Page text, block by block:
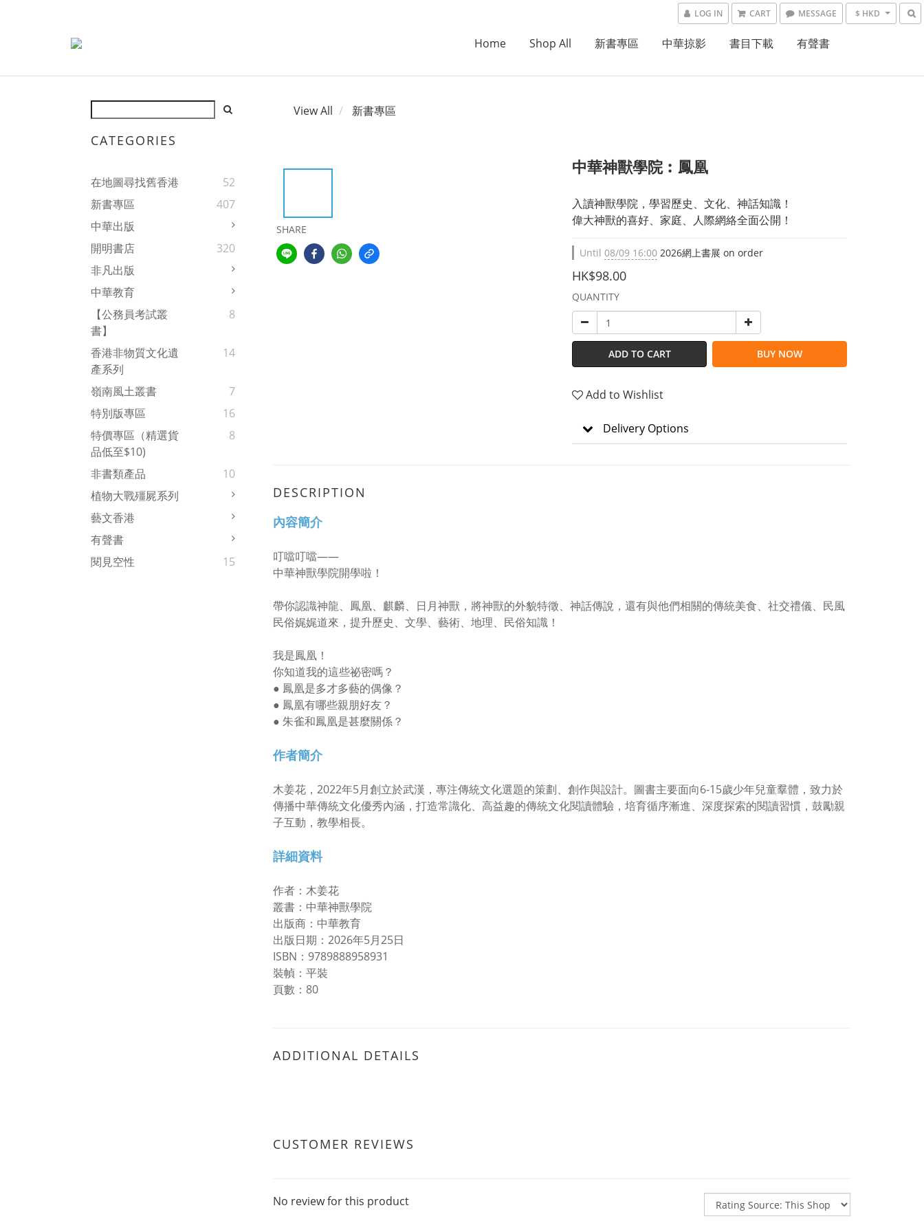
LOG IN CART MESSAGE $ HKD
Home Shop All 新書專區 中華掠影 書目下載 有聲書
CATEGORIES
在地圖尋找舊香港
52
新書專區
407
中華出版
開明書店
320
非凡出版
中華教育
【公務員考試叢
書】
8
香港非物質文化遺
產系列
14
嶺南風土叢書
7
特別版專區
16
特價專區（精選貨
品低至$10)
8
非書類產品
10
植物大戰殭屍系列
藝文香港
有聲書
閱見空性
15
View All 新書專區
SHARE
中華神獸學院︰鳳凰
入讀神獸學院，學習歷史、文化、神話知識！
偉大神獸的喜好、家庭、人際網絡全面公開！
Until 08/09 16:00 2026網上書展 on order
HK$98.00
QUANTITY
ADD TO CART BUY NOW
Add to Wishlist
Delivery Options
DESCRIPTION
內容簡介
叮噹叮噹——
中華神獸學院開學啦！
帶你認識神龍、鳳凰、麒麟、日月神獸，將神獸的外貌特徵、神話傳說，還有與他們相關的傳統美食、社交禮儀、民風
民俗娓娓道來，提升歷史、文學、藝術、地理、民俗知識！
我是鳳凰！
你知道我的這些祕密嗎？
● 鳳凰是多才多藝的偶像？
● 鳳凰有哪些親朋好友？
● 朱雀和鳳凰是甚麼關係？
作者簡介
木姜花，2022年5月創立於武漢，專注傳統文化選題的策劃、創作與設計。圖書主要面向6-15歲少年兒童羣體，致力於
傳播中華傳統文化優秀內涵，打造常識化、高益趣的傳統文化閱讀體驗，培育循序漸進、深度探索的閱讀習慣，鼓勵親
子互動，教學相長。
詳細資料
作者：木姜花
叢書：中華神獸學院
出版商：中華教育
出版日期：2026年5月25日
ISBN：9789888958931
裝幀：平裝
頁數：80
ADDITIONAL DETAILS
CUSTOMER REVIEWS
No review for this product